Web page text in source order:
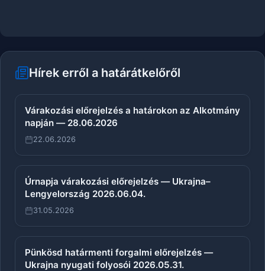
Hírek erről a határátkelőről
Várakozási előrejelzés a határokon az Alkotmány
napján — 28.06.2026
22.06.2026
Úrnapja várakozási előrejelzés — Ukrajna–
Lengyelország 2026.06.04.
31.05.2026
Pünkösd határmenti forgalmi előrejelzés —
Ukrajna nyugati folyosói 2026.05.31.